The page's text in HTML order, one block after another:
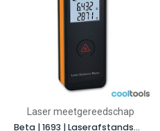
Laser meetgereedschap
Beta | 1693 | Laserafstandsmeter, 20 m | 016930020